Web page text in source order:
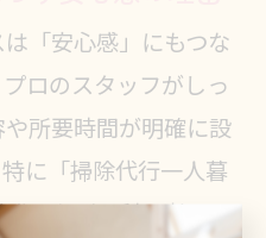
「安心感」にもつな
ロのスタッフがしっ
所要時間が明確に設
に「掃除代行一人暮
」など、利用者のニ